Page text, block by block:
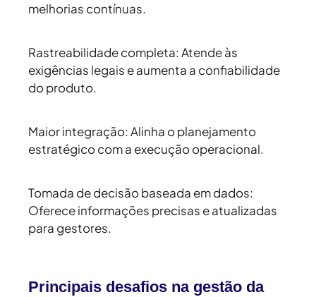
melhorias contínuas.
Rastreabilidade completa:Atende às
exigências legais e aumenta a confiabilidade
do produto.
Maior integração:Alinha o planejamento
estratégico com a execução operacional.
Tomada de decisão baseada em dados:
Oferece informações precisas e atualizadas
para gestores.
Principais desafios na gestão da